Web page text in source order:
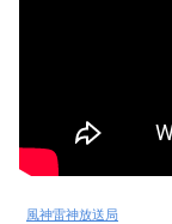
風神雷神放送局